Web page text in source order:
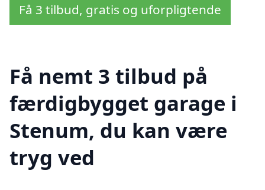
Få 3 tilbud, gratis og uforpligtende
Få nemt 3 tilbud på
færdigbygget garage i
Stenum, du kan være
tryg ved